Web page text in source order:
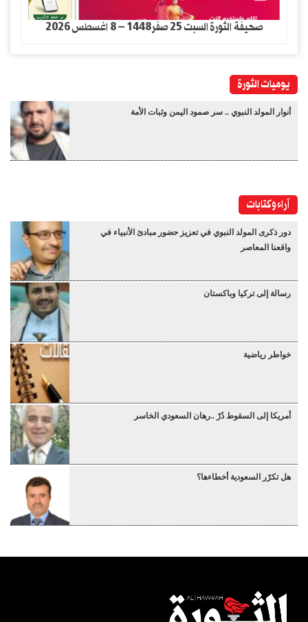
صحيفة الثورة السبت 25 صفر1448 – 8 اغسطس 2026
يوميات الثورة
أنوار المولد النبوي .. سر صمود اليمن وثبات الأمة
آراء وكتابات
دور ذكرى المولد النبوي في تعزيز حضور مبادئ الأنبياء في
واقعنا المعاصر
رسالة إلى تركيا وباكستان
خواطر رياضية
أمريكا إلى السقوط دُرْ ..رهان السعودي الخاسر
هل تكرّر السعودية أخطاءها؟